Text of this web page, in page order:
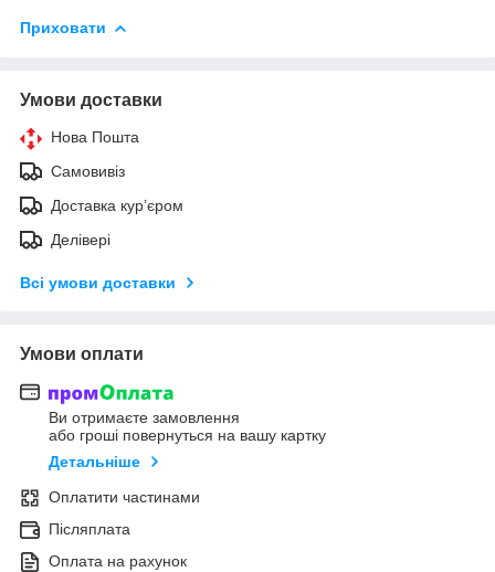
Приховати
Умови доставки
Нова Пошта
Самовивіз
Доставка кур’єром
Делівері
Всі умови доставки
Умови оплати
Ви отримаєте замовлення
або гроші повернуться на вашу картку
Детальніше
Оплатити частинами
Післяплата
Оплата на рахунок